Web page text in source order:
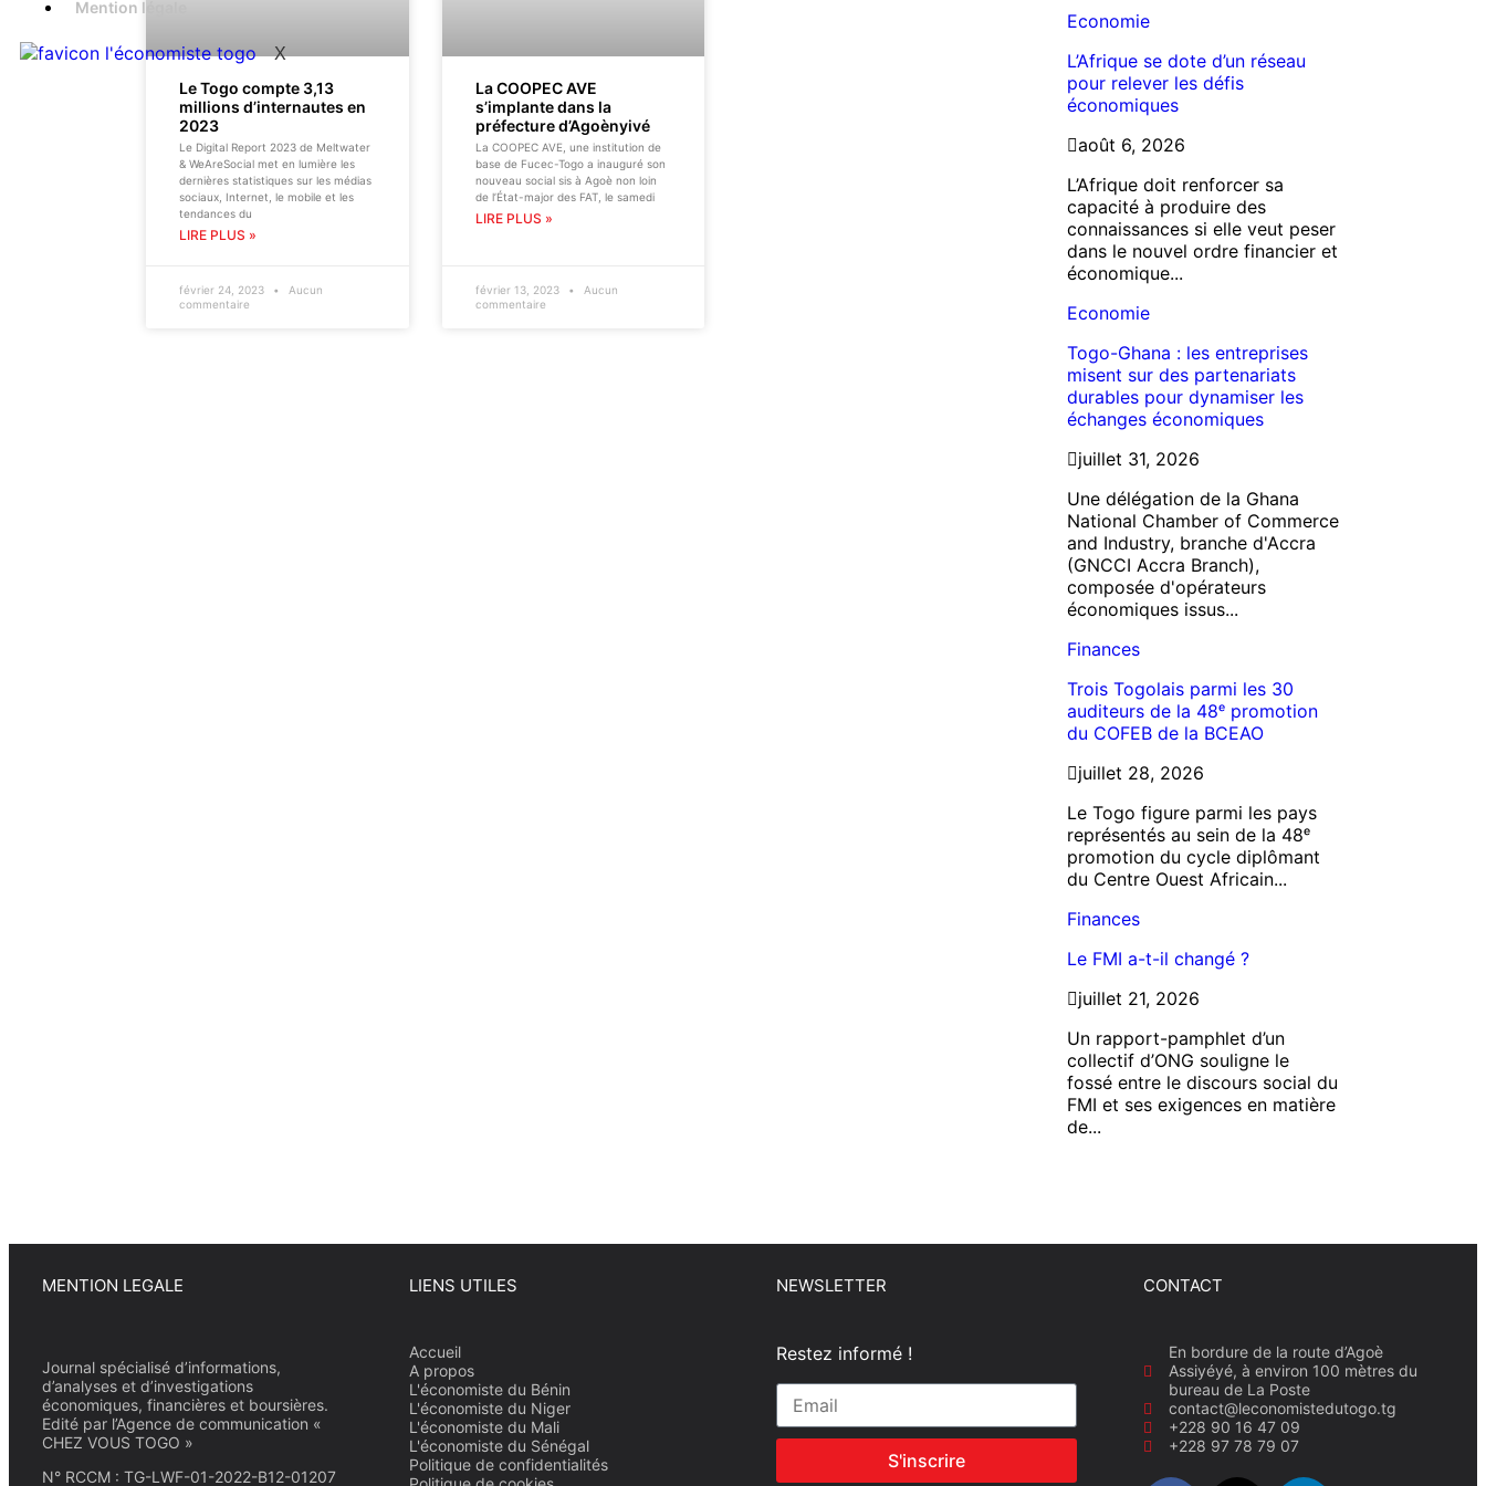
Mention légale
X
Le Togo compte 3,13
millions d’internautes en
2023
Le Digital Report 2023 de Meltwater
& WeAreSocial met en lumière les
dernières statistiques sur les médias
sociaux, Internet, le mobile et les
tendances du
LIRE PLUS »
février 24, 2023
Aucun
commentaire
La COOPEC AVE
s’implante dans la
préfecture d’Agoènyivé
La COOPEC AVE, une institution de
base de Fucec-Togo a inauguré son
nouveau social sis à Agoè non loin
de l’État-major des FAT, le samedi
LIRE PLUS »
février 13, 2023
Aucun
commentaire
Economie
L’Afrique se dote d’un réseau
pour relever les défis
économiques
août 6, 2026
L’Afrique doit renforcer sa
capacité à produire des
connaissances si elle veut peser
dans le nouvel ordre financier et
économique...
Economie
Togo-Ghana : les entreprises
misent sur des partenariats
durables pour dynamiser les
échanges économiques
juillet 31, 2026
Une délégation de la Ghana
National Chamber of Commerce
and Industry, branche d'Accra
(GNCCI Accra Branch),
composée d'opérateurs
économiques issus...
Finances
Trois Togolais parmi les 30
auditeurs de la 48ᵉ promotion
du COFEB de la BCEAO
juillet 28, 2026
Le Togo figure parmi les pays
représentés au sein de la 48ᵉ
promotion du cycle diplômant
du Centre Ouest Africain...
Finances
Le FMI a-t-il changé ?
juillet 21, 2026
Un rapport-pamphlet d’un
collectif d’ONG souligne le
fossé entre le discours social du
FMI et ses exigences en matière
de...
MENTION LEGALE
Journal spécialisé d’informations,
d’analyses et d’investigations
économiques, financières et boursières.
Edité par l’Agence de communication «
CHEZ VOUS TOGO »
N° RCCM : TG-LWF-01-2022-B12-01207
LIENS UTILES
Accueil
A propos
L'économiste du Bénin
L'économiste du Niger
L'économiste du Mali
L'économiste du Sénégal
Politique de confidentialités
NEWSLETTER
Restez informé !
S'inscrire
CONTACT
En bordure de la route d’Agoè
Assiyéyé, à environ 100 mètres du
bureau de La Poste
contact@leconomistedutogo.tg
+228 90 16 47 09
+228 97 78 79 07